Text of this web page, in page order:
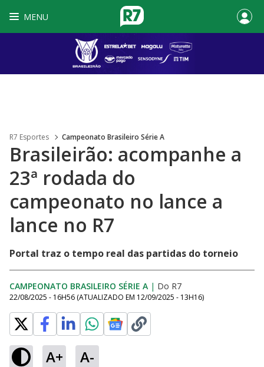
MENU
R7 Esportes Campeonato Brasileiro Série A
Brasileirão: acompanhe a
23ª rodada do
campeonato no lance a
lance no R7
Portal traz o tempo real das partidas do torneio
CAMPEONATO BRASILEIRO SÉRIE A | Do R7
22/08/2025 - 16H56 (ATUALIZADO EM 12/09/2025 - 13H16)
A+ A-